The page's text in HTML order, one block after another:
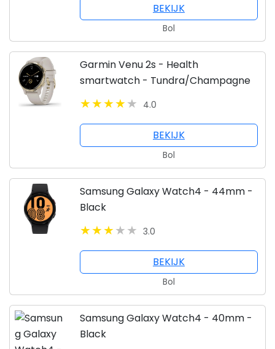
BEKIJK
Bol
Garmin Venu 2s - Health
smartwatch - Tundra/Champagne
4.0
BEKIJK
Bol
Samsung Galaxy Watch4 - 44mm -
Black
3.0
BEKIJK
Bol
Samsung Galaxy Watch4 - 40mm -
Black